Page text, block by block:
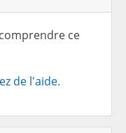
ce
de l'aide.